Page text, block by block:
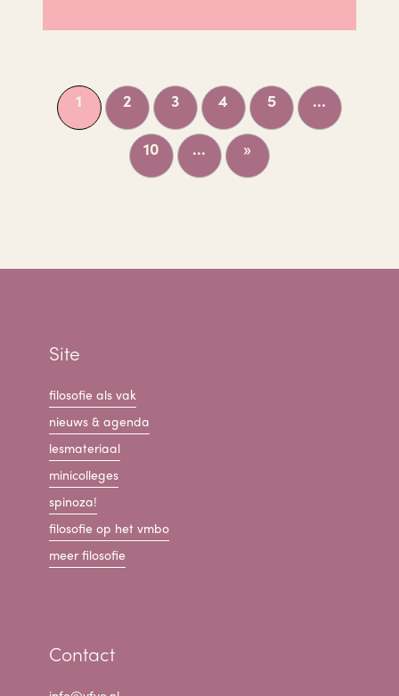
1 2 3 4 5 ...
10 ... »
Site
filosofie als vak
nieuws & agenda
lesmateriaal
minicolleges
spinoza!
filosofie op het vmbo
meer filosofie
Contact